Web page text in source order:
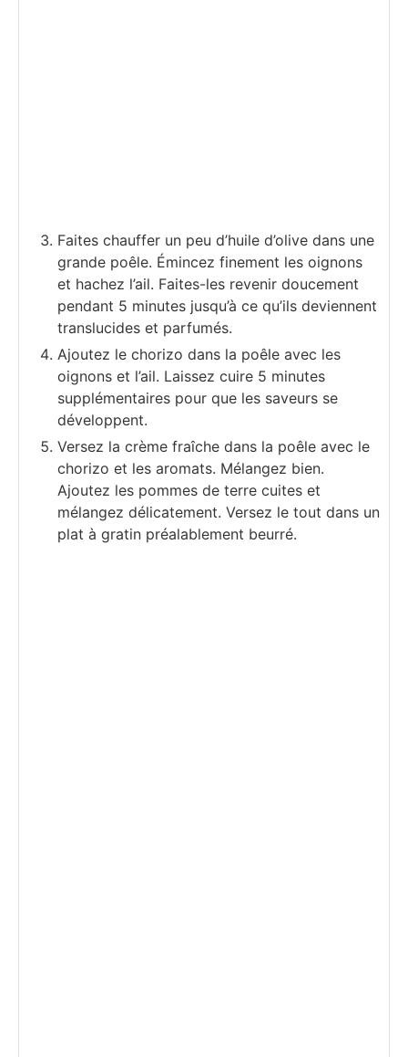
Faites chauffer un peu d’huile d’olive dans une
grande poêle. Émincez finement les oignons
et hachez l’ail. Faites-les revenir doucement
pendant 5 minutes jusqu’à ce qu’ils deviennent
translucides et parfumés.
Ajoutez le chorizo dans la poêle avec les
oignons et l’ail. Laissez cuire 5 minutes
supplémentaires pour que les saveurs se
développent.
Versez la crème fraîche dans la poêle avec le
chorizo et les aromats. Mélangez bien.
Ajoutez les pommes de terre cuites et
mélangez délicatement. Versez le tout dans un
plat à gratin préalablement beurré.